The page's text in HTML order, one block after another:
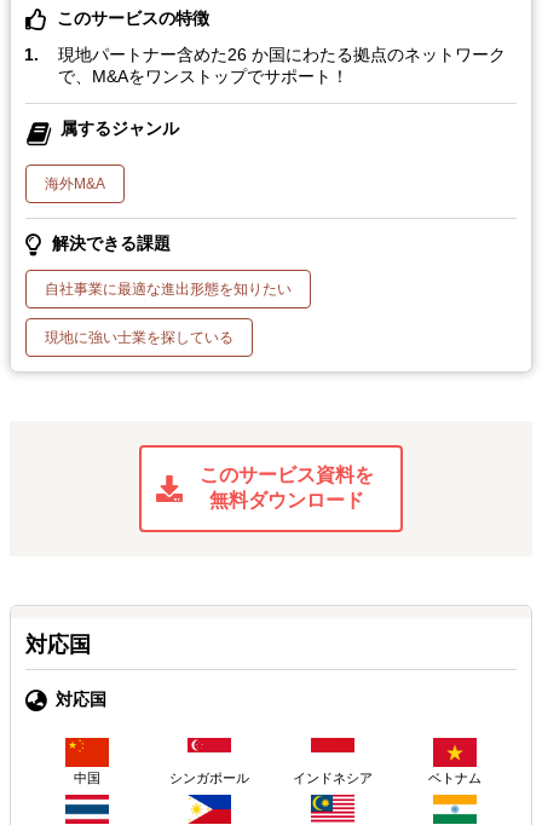
このサービスの特徴
現地パートナー含めた26 か国にわたる拠点のネットワーク
で、M&Aをワンストップでサポート！
属するジャンル
海外M&A
解決できる課題
自社事業に最適な進出形態を知りたい
現地に強い士業を探している
このサービス資料を
無料ダウンロード
対応国
対応国
中国 シンガポール インドネシア ベトナム